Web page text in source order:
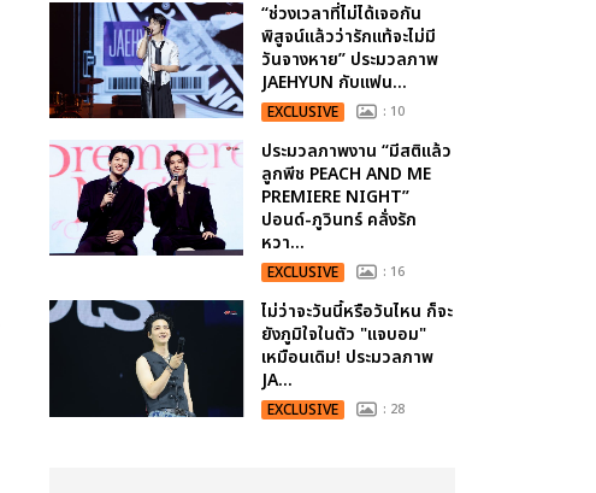
“ช่วงเวลาที่ไม่ได้เจอกัน
พิสูจน์แล้วว่ารักแท้จะไม่มี
วันจางหาย” ประมวลภาพ
JAEHYUN กับแฟน...
EXCLUSIVE : 10
ประมวลภาพงาน “มีสติแล้ว
ลูกพีช PEACH AND ME
PREMIERE NIGHT”
ปอนด์-ภูวินทร์ คลั่งรัก
หวา...
EXCLUSIVE : 16
ไม่ว่าจะวันนี้หรือวันไหน ก็จะ
ยังภูมิใจในตัว "แจบอม"
เหมือนเดิม! ประมวลภาพ
JA...
EXCLUSIVE : 28